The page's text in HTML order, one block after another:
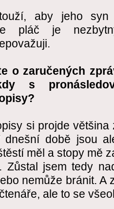
aby jeho
pláč je
o zaručených
s
si projde
době jsou
měl a stopy mě
Zůstal jsem tedy
nemůže bránit. A
ale to se